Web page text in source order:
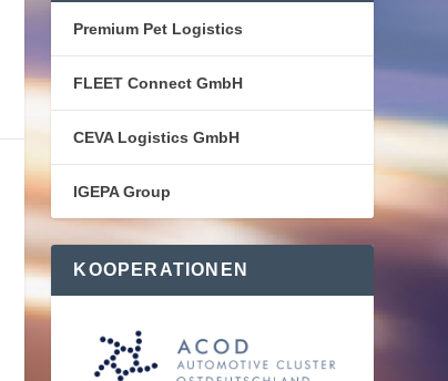
Premium Pet Logistics
FLEET Connect GmbH
CEVA Logistics GmbH
IGEPA Group
KOOPERATIONEN